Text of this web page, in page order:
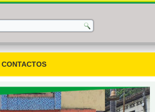
CONTACTOS